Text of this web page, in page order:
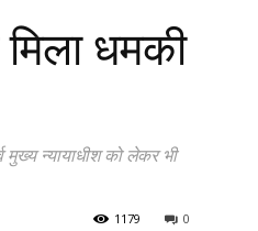
मिला धमकी
मुख्य न्यायाधीश को लेकर भी
0
1179